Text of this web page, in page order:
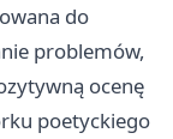
do
problemów,
ocenę
poetyckiego